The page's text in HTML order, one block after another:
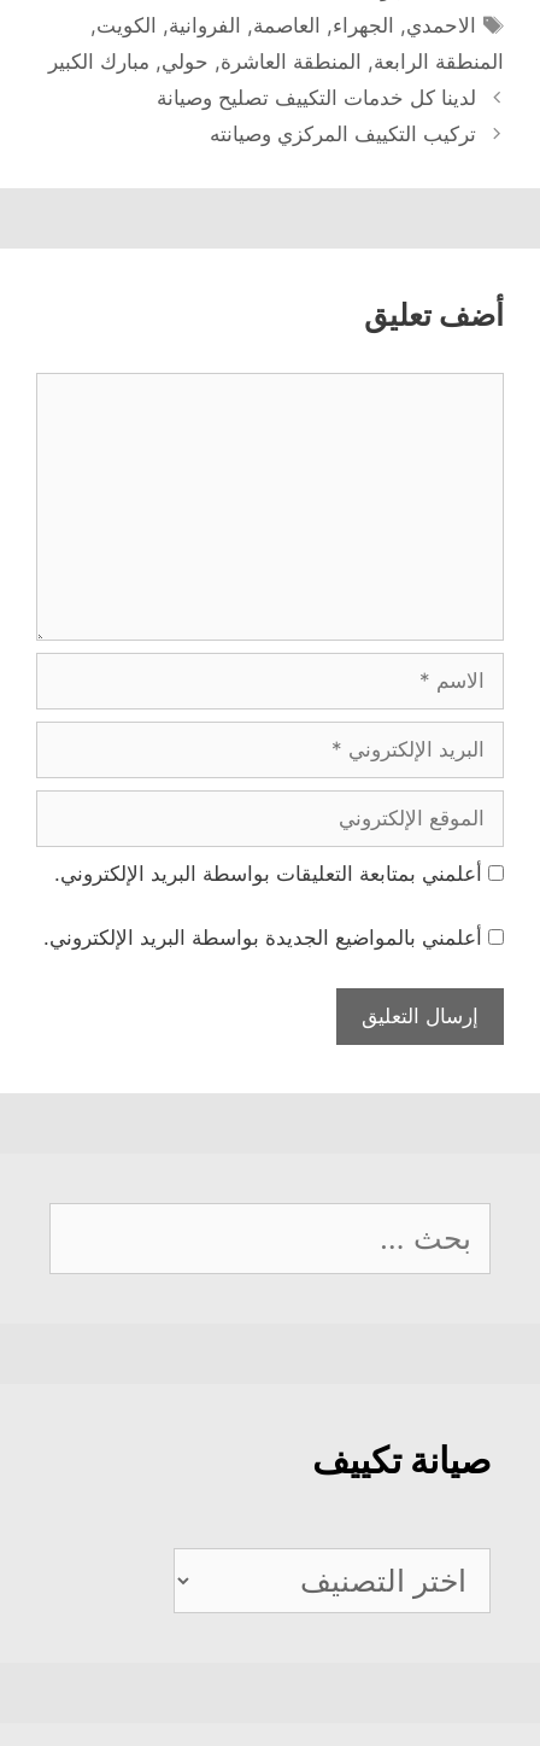
الوسوم
الاحمدي, الجهراء, العاصمة, الفروانية, الكويت,
المنطقة الرابعة, المنطقة العاشرة, حولي, مبارك الكبير
لدينا كل خدمات التكييف تصليح وصيانة
تركيب التكييف المركزي وصيانته
أضف تعليق
الإلكتروني
الإلكتروني
أعلمني بمتابعة التعليقات بواسطة البريد الإلكتروني.
أعلمني بالمواضيع الجديدة بواسطة البريد الإلكتروني.
عن:
صيانة تكييف
صيانة
تكييف